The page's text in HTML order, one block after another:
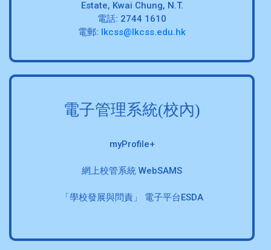
Estate, Kwai Chung, N.T.
電話: 2744 1610
電郵: lkcss@lkcss.edu.hk
電子管理系統(校內)
myProfile+
網上校管系統 WebSAMS
「學校發展與問責」 電子平台ESDA